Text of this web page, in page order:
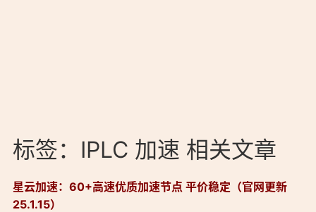
标签：IPLC 加速 相关文章
星云加速：60+高速优质加速节点 平价稳定（官网更新
25.1.15）